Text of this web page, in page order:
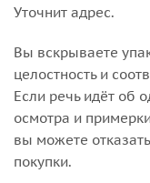
Уточнит адрес.
Вы вскрываете
целостность и
Если речь идёт об
осмотра и
вы можете
покупки.